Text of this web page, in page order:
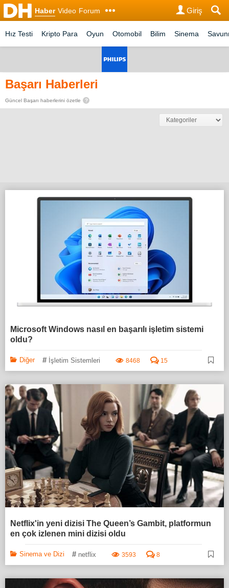
Haber Video Forum Giriş
Hız Testi Kripto Para Oyun Otomobil Bilim Sinema
Başarı Haberleri
Güncel Başarı haberlerini özetle ?
Microsoft Windows nasıl en başarılı işletim sistemi
oldu?
Diğer # İşletim Sistemleri 8468 15
Netflix'in yeni dizisi The Queen’s Gambit, platformun
en çok izlenen mini dizisi oldu
Sinema ve Dizi # netflix 3593 8